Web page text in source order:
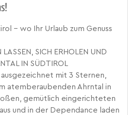
– wo Ihr Urlaub zum Genuss
LASSEN, SICH ERHOLEN UND
IN SÜDTIROL
mit 3 Sternen,
atemberaubenden Ahrntal in
gemütlich eingerichteten
und in der Dependance laden